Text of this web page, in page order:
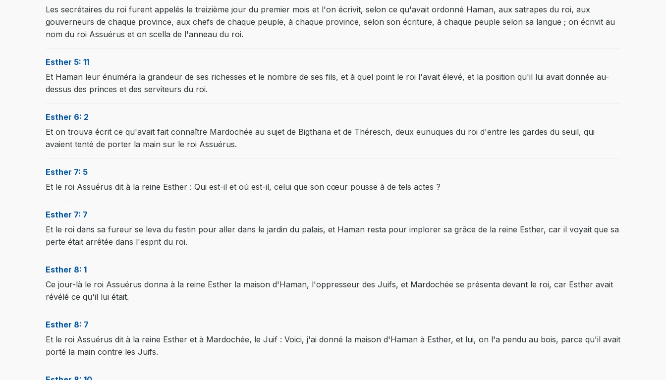
Les secrétaires du roi furent appelés le treizième jour du premier mois et l'on écrivit, selon ce qu'avait ordonné Haman, aux satrapes du roi, aux
gouverneurs de chaque province, aux chefs de chaque peuple, à chaque province, selon son écriture, à chaque peuple selon sa langue ; on écrivit au
nom du roi Assuérus et on scella de l'anneau du roi.
Esther 5: 11
Et Haman leur énuméra la grandeur de ses richesses et le nombre de ses fils, et à quel point le roi l'avait élevé, et la position qu'il lui avait donnée au-
dessus des princes et des serviteurs du roi.
Esther 6: 2
Et on trouva écrit ce qu'avait fait connaître Mardochée au sujet de Bigthana et de Théresch, deux eunuques du roi d'entre les gardes du seuil, qui
avaient tenté de porter la main sur le roi Assuérus.
Esther 7: 5
Et le roi Assuérus dit à la reine Esther : Qui est-il et où est-il, celui que son cœur pousse à de tels actes ?
Esther 7: 7
Et le roi dans sa fureur se leva du festin pour aller dans le jardin du palais, et Haman resta pour implorer sa grâce de la reine Esther, car il voyait que sa
perte était arrêtée dans l'esprit du roi.
Esther 8: 1
Ce jour-là le roi Assuérus donna à la reine Esther la maison d'Haman, l'oppresseur des Juifs, et Mardochée se présenta devant le roi, car Esther avait
révélé ce qu'il lui était.
Esther 8: 7
Et le roi Assuérus dit à la reine Esther et à Mardochée, le Juif : Voici, j'ai donné la maison d'Haman à Esther, et lui, on l'a pendu au bois, parce qu'il avait
porté la main contre les Juifs.